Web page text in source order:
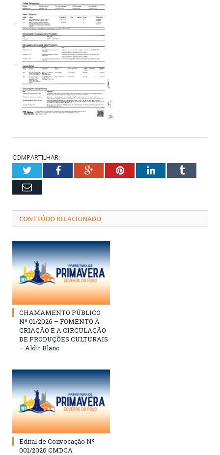
COMPARTILHAR:
TwitterFacebookGoogle+PinterestLinkedInTumblr
Email
CONTEÚDO RELACIONADO
CHAMAMENTO PÚBLICO
Nº 01/2026 – FOMENTO À
CRIAÇÃO E A CIRCULAÇÃO
DE PRODUÇÕES CULTURAIS
– Aldir Blanc
Edital de Convocação Nº
001/2026 CMDCA